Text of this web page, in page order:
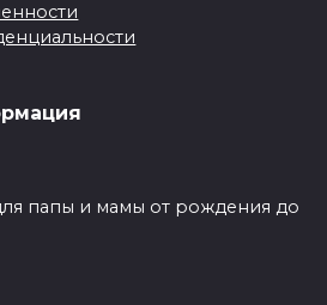
папы и мамы от рождения до